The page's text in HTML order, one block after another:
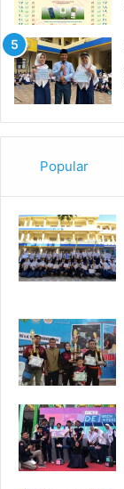
Popular